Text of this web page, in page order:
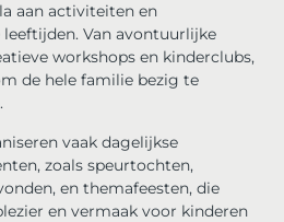
aan activiteiten en
Van avontuurlijke
workshops en kinderclubs,
de hele familie bezig te
vaak dagelijkse
zoals speurtochten,
en themafeesten, die
en vermaak voor kinderen